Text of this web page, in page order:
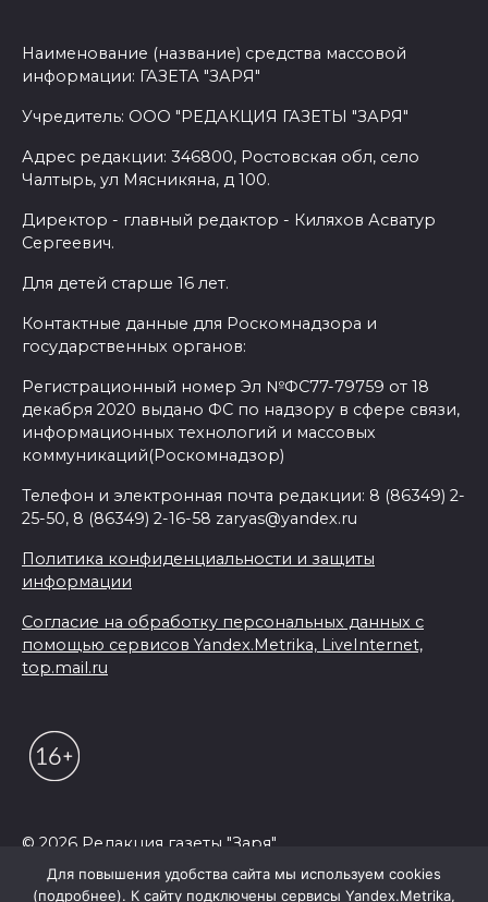
Наименование (название) средства массовой
информации: ГАЗЕТА "ЗАРЯ"
Учредитель: ООО "РЕДАКЦИЯ ГАЗЕТЫ "ЗАРЯ"
Адрес редакции: 346800, Ростовская обл, село
Чалтырь, ул Мясникяна, д 100.
Директор - главный редактор - Киляхов Асватур
Сергеевич.
Для детей старше 16 лет.
Контактные данные для Роскомнадзора и
государственных органов:
Регистрационный номер Эл №ФС77-79759 от 18
декабря 2020 выдано ФС по надзору в сфере связи,
информационных технологий и массовых
коммуникаций(Роскомнадзор)
Телефон и электронная почта редакции: 8 (86349) 2-
25-50, 8 (86349) 2-16-58 zaryas@yandex.ru
Политика конфиденциальности и защиты
информации
Согласие на обработку персональных данных с
помощью сервисов Yandex.Metrika, LiveInternet,
top.mail.ru
© 2026 Редакция газеты "Заря"
Для повышения удобства сайта мы используем cookies
(подробнее). К сайту подключены сервисы Yandex.Metrika,